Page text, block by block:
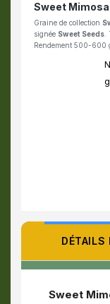
Sweet Mimosa
Graine de collection
signée Sweet Seeds
Rendement 500-600
DÉTAILS
Sweet